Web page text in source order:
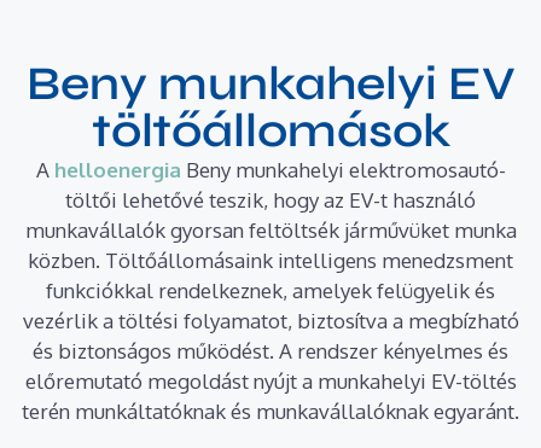
Beny munkahelyi EV
töltőállomások
A helloenergia Beny munkahelyi elektromosautó-
töltői lehetővé teszik, hogy az EV-t használó
munkavállalók gyorsan feltöltsék járművüket munka
közben. Töltőállomásaink intelligens menedzsment
funkciókkal rendelkeznek, amelyek felügyelik és
vezérlik a töltési folyamatot, biztosítva a megbízható
és biztonságos működést. A rendszer kényelmes és
előremutató megoldást nyújt a munkahelyi EV-töltés
terén munkáltatóknak és munkavállalóknak egyaránt.